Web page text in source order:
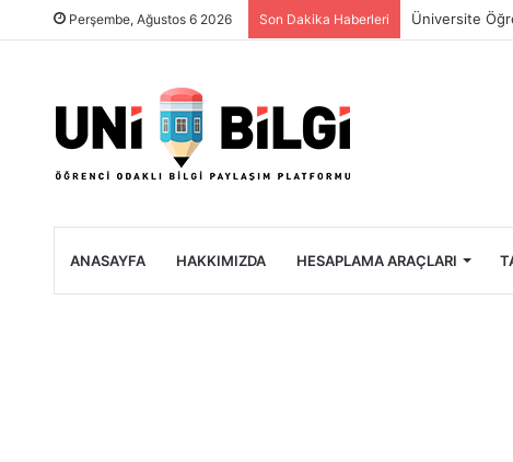
Perşembe, Ağustos 6 2026 Son Dakika Haberleri Üniversite
ANASAYFA HAKKIMIZDA HESAPLAMA ARAÇLARI